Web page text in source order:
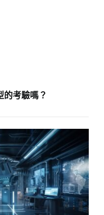
的考驗嗎？